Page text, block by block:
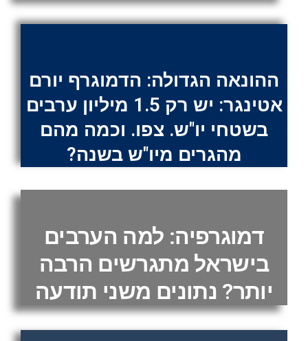
ההונאה הגדולה: הדמוגרף יורם
אטינגר: יש רק 1.5 מיליון ערבים
בשטחי יו"ש. צפו. וכמה מהם
מהגרים מיו"ש בשנה?
דמוגרפיה: למה הערבים
בישראל מתגרשים הרבה
יותר? נתונים משני תודעה